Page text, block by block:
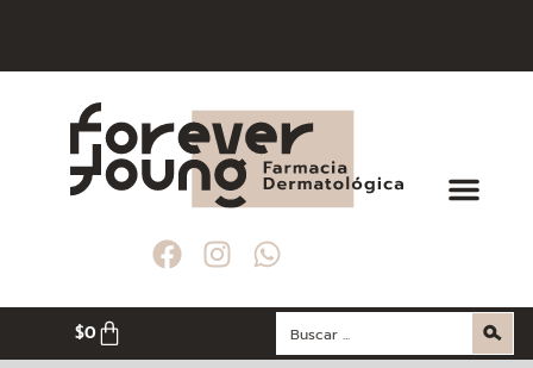
MEDELLÍN
A $ 200. 000
MEDELLÍN
A $ 200. 000
MEDELLÍN
A $ 200. 000
$0